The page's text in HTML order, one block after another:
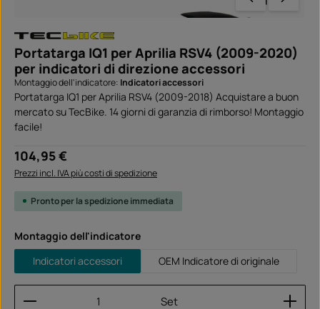
Portatarga IQ1 per Aprilia RSV4 (2009-2020)
per indicatori di direzione accessori
Montaggio dell'indicatore: Indicatori accessori
Portatarga IQ1 per Aprilia RSV4 (2009-2018) Acquistare a buon
mercato su TecBike. 14 giorni di garanzia di rimborso! Montaggio
facile!
Prezzo normale:
104,95 €
Prezzi incl. IVA più costi di spedizione
Pronto per la spedizione immediata
Seleziona
Montaggio dell'indicatore
Indicatori accessori
OEM Indicatore di originale
Quantità del prodotto: inserisci la quantità
Set